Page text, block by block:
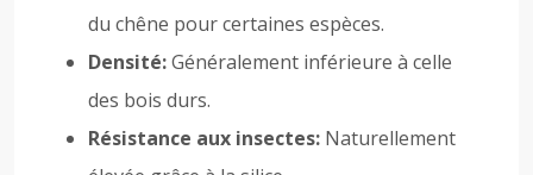
du chêne pour certaines espèces.
Densité:Généralement inférieure à celle
des bois durs.
Résistance aux insectes: Naturellement